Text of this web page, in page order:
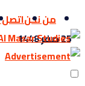
من نحناتصل
25 صفر 1448